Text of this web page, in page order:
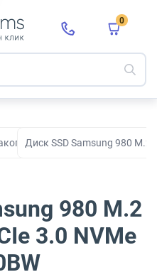
0
и модернизации
Диск SSD Samsung 980 M.2
980 M.2
3.0 NVMe